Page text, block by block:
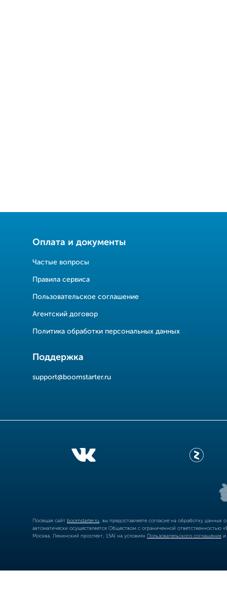
Оплата и документы
Частые вопросы
Правила сервиса
Пользовательское соглашение
Агентский договор
Политика обработки персональных данных
Поддержка
support@boomstarter.ru
Посещая сайт boomstarter.ru , вы предоставляете согласие на обработку
автоматически осуществляется Обществом с ограниченной
Москва, Ленинский проспект, 15А) на условиях Пользовательского соглашения и